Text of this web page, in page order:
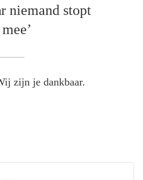
niemand stopt
zijn je dankbaar.